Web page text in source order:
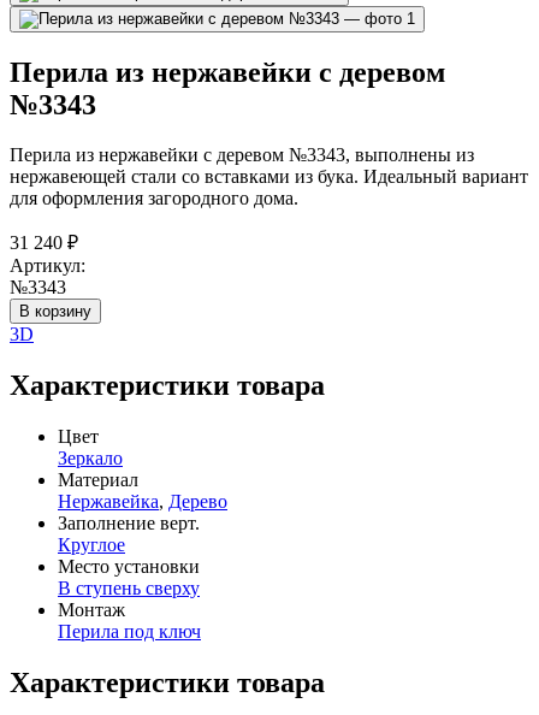
Перила из нержавейки с деревом
№3343
Перила из нержавейки с деревом №3343, выполнены из
нержавеющей стали со вставками из бука. Идеальный вариант
для оформления загородного дома.
31 240 ₽
Артикул:
№3343
В корзину
3D
Характеристики товара
Цвет
Зеркало
Материал
Нержавейка, Дерево
Заполнение верт.
Круглое
Место установки
В ступень сверху
Монтаж
Перила под ключ
Характеристики товара